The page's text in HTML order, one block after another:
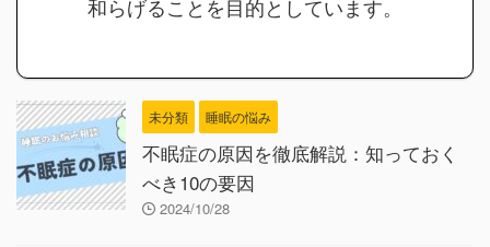
和らげることを目的としています。
未分類 睡眠の悩み
不眠症の原因を徹底解説：知っておく
べき10の要因
2024/10/28